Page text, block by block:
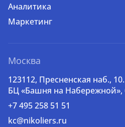
Аналитика
Маркетинг
Москва
123112, Пресненская наб., 10.
БЦ «Башня на Набережной»,
+7 495 258 51 51
kc@nikoliers.ru